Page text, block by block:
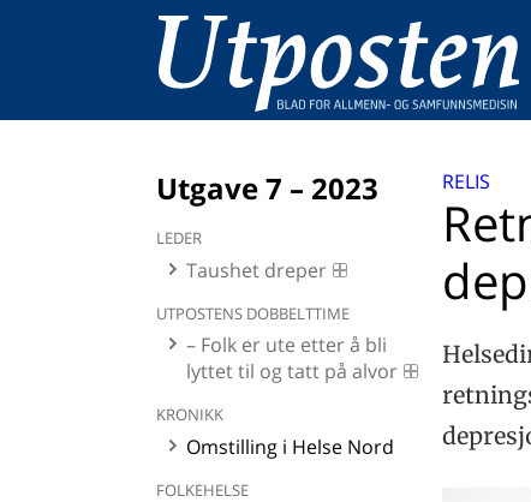
Utgave 7 – 2023
LEDER
Taushet dreper
UTPOSTENS DOBBELTTIME
– Folk er ute etter å bli
lyttet til og tatt på alvor
KRONIKK
Omstilling i Helse Nord
FOLKEHELSE
RELIS